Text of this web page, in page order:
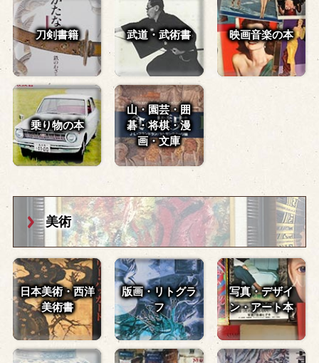
刀剣書籍 武道・武術書 映画音楽の本
乗り物の本
山・園芸・囲
碁・将棋・漫
画・文庫
美術
日本美術・西洋
美術書
版画・リトグラ
フ
写真・デザイ
ン・アート本